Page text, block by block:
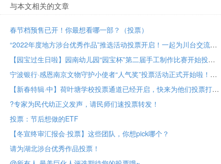
与本文相关的文章
春节档预售已开！你最想看哪一部？（投票）
“2022年度地方涉台优秀作品”推选活动投票开启！一起为川台交流成果助力！
【园宝过生日啦】园南幼儿园“园宝杯”第二届手工制作比赛开始投票啦！
宁波银行·感恩南京文物守护小使者“人气奖”投票活动正式开始啦！
【新春特辑·中】荷叶塘学校投票通道已经开启，快来为他们投票打call吧！
?专家为民代幼正义发声，请民师们速投票转发！
投票：节后想做的ETF
【冬宣终审汇报会·投票】这些团队，你想pick哪个？
请为湖北涉台优秀作品投票！